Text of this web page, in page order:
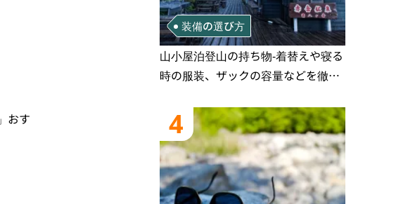
おす
装備の選び方
山小屋泊登山の持ち物‐着替えや寝る
時の服装、ザックの容量などを徹底
4